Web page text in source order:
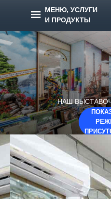
МЕНЮ, УСЛУГИ
И ПРОДУКТЫ
НАШ